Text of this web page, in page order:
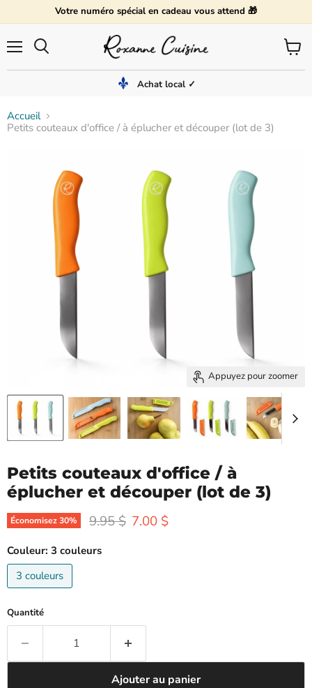
Votre numéro spécial en cadeau vous attend 🎁
Achat local ✓
Voir
le
Accueil
Petits couteaux d'office / à éplucher et découper (lot de 3)
Appuyez pour zoomer
Petits couteaux d'office / à
éplucher et découper (lot de 3)
Économisez30% Prix d'origine
9.95 $ Prix actuel
7.00 $
Couleur: 3 couleurs
3 couleurs
Quantité
Ajouter au panier